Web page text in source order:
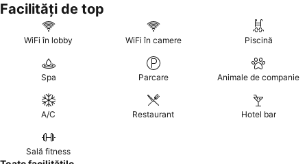
Facilități de top
WiFi în lobby WiFi în camere Piscină
Spa Parcare Animale de companie
A/C Restaurant Hotel bar
Sală fitness